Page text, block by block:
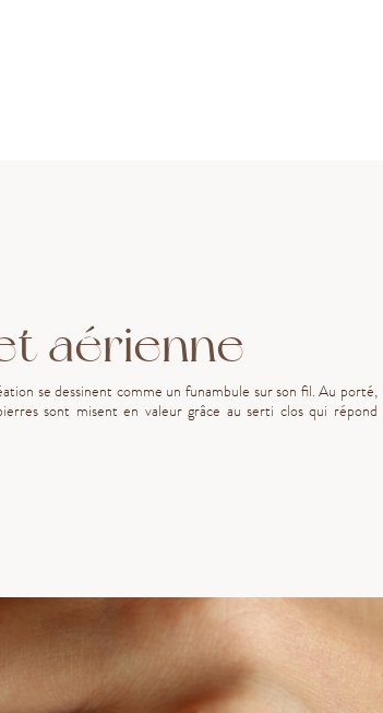
aérienne
se dessinent comme un funambule sur son fil. Au porté,
sont misent en valeur grâce au serti clos qui répond